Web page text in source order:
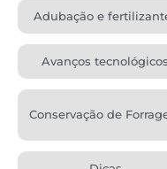
Adubação e
Avanços tecnológicos
Conservação de